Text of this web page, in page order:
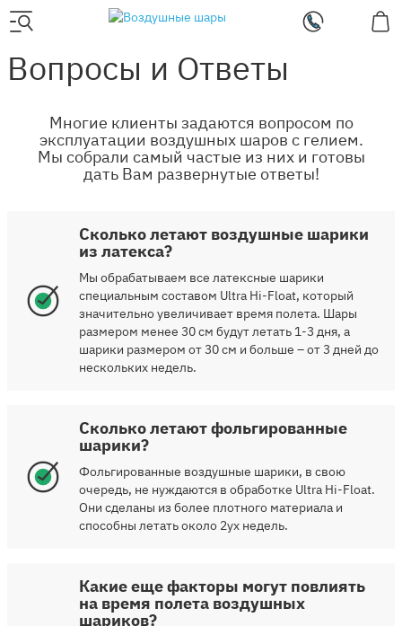
Вопросы и Ответы
Многие клиенты задаются вопросом по
эксплуатации воздушных шаров с гелием.
Мы собрали самый частые из них и готовы
дать Вам развернутые ответы!
Сколько летают воздушные шарики
из латекса?
Мы обрабатываем все латексные шарики
специальным составом Ultra Hi-Float, который
значительно увеличивает время полета. Шары
размером менее 30 см будут летать 1-3 дня, а
шарики размером от 30 см и больше – от 3 дней до
нескольких недель.
Сколько летают фольгированные
шарики?
Фольгированные воздушные шарики, в свою
очередь, не нуждаются в обработке Ultra Hi-Float.
Они сделаны из более плотного материала и
способны летать около 2ух недель.
Какие еще факторы могут повлиять
на время полета воздушных
шариков?